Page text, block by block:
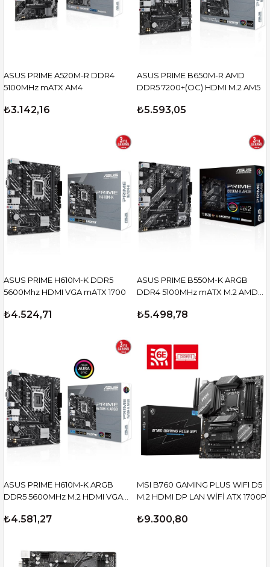
ASUS PRIME A520M-R DDR4
5100MHz mATX AM4
₺3.142,16
ASUS PRIME B650M-R AMD
DDR5 7200+(OC) HDMI M.2 AM5
₺5.593,05
ASUS PRIME H610M-K DDR5
5600Mhz HDMI VGA mATX 1700
₺4.524,71
ASUS PRIME B550M-K ARGB
DDR4 5100MHz mATX M.2 AMD
₺5.498,78
ASUS PRIME H610M-K ARGB
DDR5 5600MHz M.2 HDMI VGA
₺4.581,27
MSI B760 GAMING PLUS WIFI D5
M.2 HDMI DP LAN WİFİ ATX 1700P
₺9.300,80